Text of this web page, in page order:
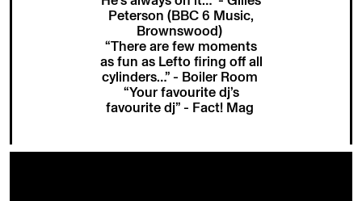
Peterson (BBC 6 Music,
Brownswood)
“There are few moments
as fun as Lefto ﬁring off all
cylinders…” - Boiler Room
“Your favourite dj’s
favourite dj” - Fact! Mag